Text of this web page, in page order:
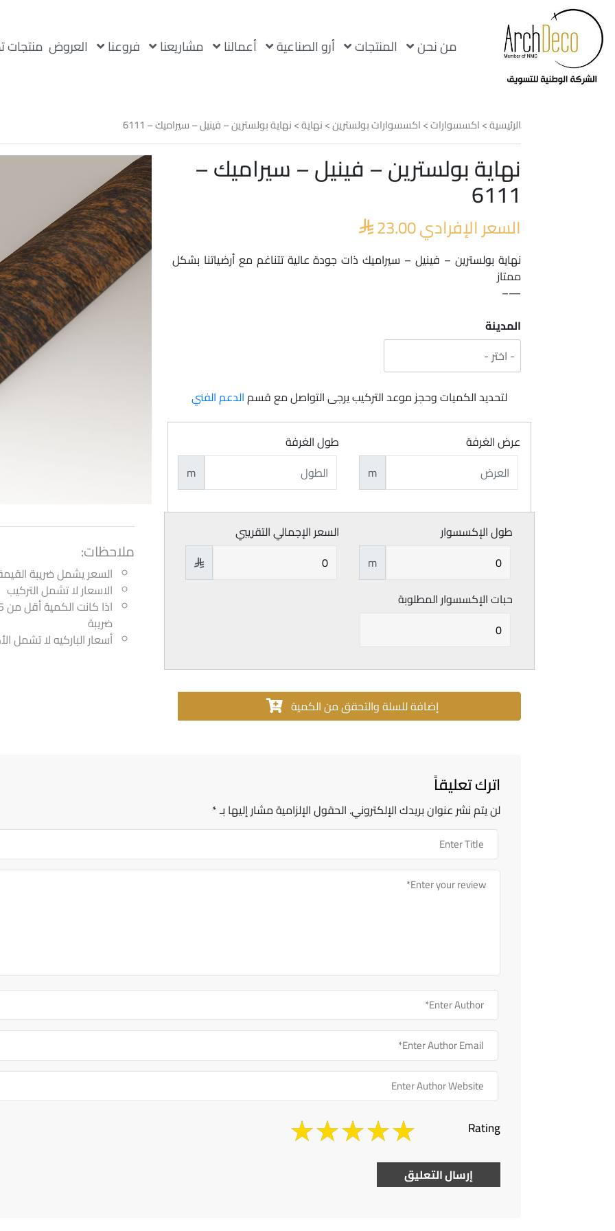
من نحن المنتجات أرو الصناعية أعمالنا مشاريعنا فروعنا العروض منتجات
الرئيسية>اكسسوارات>اكسسوارات بولسترين>نهاية> نهاية بولسترين – فينيل – سيراميك – 6111
نهاية بولسترين – فينيل – سيراميك –
6111
السعر الإفرادي 23.00
نهاية بولسترين – فينيل – سيراميك ذات جودة عالية تتناغم مع أرضياتنا بشكل
ممتاز
—–
المدينة
لتحديد الكميات وحجز موعد التركيب يرجى التواصل مع قسمالدعم الفني
عرض الغرفة
m
طول الغرفة
m
طول الإكسسوار
m
السعر الإجمالي التقريبي

حبات الإكسسوار المطلوبة
إضافة للسلة والتحقق من الكمية
ملاحظات:
السعر يشمل ضريبة
الاسعار لا تشمل التركيب
ضريبة
أسعار الباركيه لا تشمل
اترك تعليقاً
لن يتم نشر عنوان بريدك الإلكتروني. الحقول الإلزامية مشار إليها بـ*
Rating